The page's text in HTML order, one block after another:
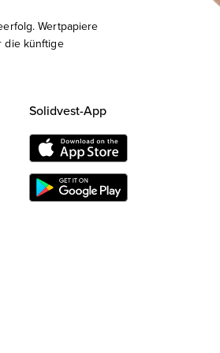
Wertpapiere
die künftige
Solidvest-App